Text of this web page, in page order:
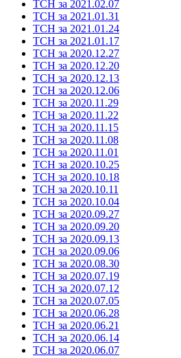
ТСН за 2021.02.07
ТСН за 2021.01.31
ТСН за 2021.01.24
ТСН за 2021.01.17
ТСН за 2020.12.27
ТСН за 2020.12.20
ТСН за 2020.12.13
ТСН за 2020.12.06
ТСН за 2020.11.29
ТСН за 2020.11.22
ТСН за 2020.11.15
ТСН за 2020.11.08
ТСН за 2020.11.01
ТСН за 2020.10.25
ТСН за 2020.10.18
ТСН за 2020.10.11
ТСН за 2020.10.04
ТСН за 2020.09.27
ТСН за 2020.09.20
ТСН за 2020.09.13
ТСН за 2020.09.06
ТСН за 2020.08.30
ТСН за 2020.07.19
ТСН за 2020.07.12
ТСН за 2020.07.05
ТСН за 2020.06.28
ТСН за 2020.06.21
ТСН за 2020.06.14
ТСН за 2020.06.07